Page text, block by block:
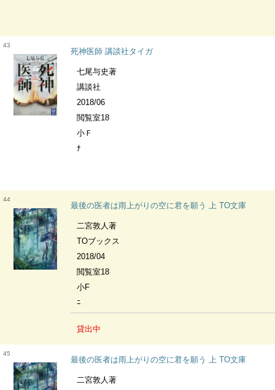
43
死神医師 講談社タイガ
七尾与史著
講談社
2018/06
閲覧室18
小Ｆ
ﾅ
44
最後の医者は雨上がりの空に君を願う 上 TO文庫
二宮敦人著
TOブックス
2018/04
閲覧室18
小F
ﾆ
貸出中
45
最後の医者は雨上がりの空に君を願う 上 TO文庫
二宮敦人著